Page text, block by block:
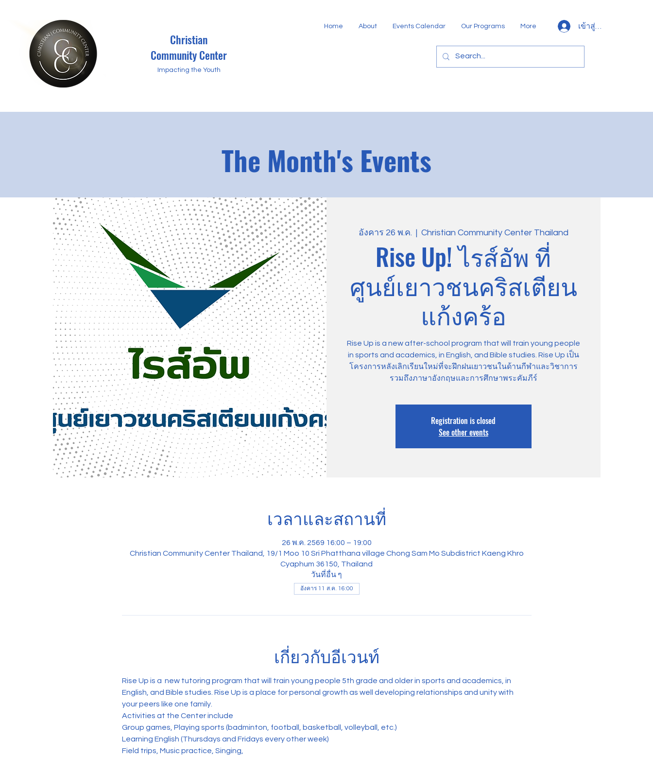
Christian
Community Center
Impacting the Youth
Home About Events Calendar Our Programs More เข้าสู่ระบบ
The Month's Events
อังคาร 26 พ.ค.
  |
Christian Community Center Thailand
Rise Up! ไรส์อัพ ที่
ศูนย์เยาวชนคริสเตียน
แก้งคร้อ
Rise Up is a new after-school program that will train young people
in sports and academics, in English, and Bible studies. Rise Up เป็น
โครงการหลังเลิกเรียนใหม่ที่จะฝึกฝนเยาวชนในด้านกีฬาและวิชาการ
รวมถึงภาษาอังกฤษและการศึกษาพระคัมภีร์
Registration is closed
See other events
เวลาและสถานที่
26 พ.ค. 2569 16:00 – 19:00
Christian Community Center Thailand, 19/1 Moo 10 Sri Phatthana village Chong Sam Mo Subdistrict Kaeng Khro
Cyaphum 36150, Thailand
วันที่อื่น ๆ
อังคาร 11 ส.ค. 16:00
เกี่ยวกับอีเวนท์
Rise Up is a  new tutoring program that will train young people 5th grade and older in sports and academics, in
English, and Bible studies. Rise Up is a place for personal growth as well developing relationships and unity with
your peers like one family.
Activities at the Center include
Group games, Playing sports (badminton, football, basketball, volleyball, etc.)
Learning English (Thursdays and Fridays every other week)
Field trips, Music practice, Singing,